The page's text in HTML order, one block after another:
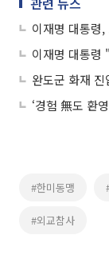
이재명 대통령
완도군 화재
‘경험 無도 환
#한미동맹
#외교참사